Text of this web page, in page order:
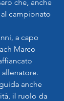
che, anche
campionato
a capo
Marco
anche
il ruolo da